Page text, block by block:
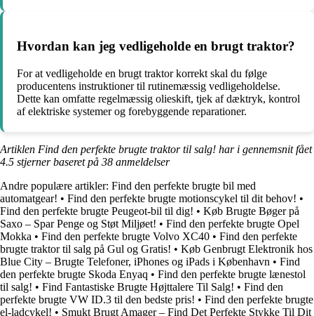
Hvordan kan jeg vedligeholde en brugt traktor?
For at vedligeholde en brugt traktor korrekt skal du følge
producentens instruktioner til rutinemæssig vedligeholdelse.
Dette kan omfatte regelmæssig olieskift, tjek af dæktryk, kontrol
af elektriske systemer og forebyggende reparationer.
Artiklen Find den perfekte brugte traktor til salg! har i gennemsnit fået
4.5 stjerner baseret på 38 anmeldelser
Andre populære artikler: Find den perfekte brugte bil med
automatgear! • Find den perfekte brugte motionscykel til dit behov! •
Find den perfekte brugte Peugeot-bil til dig! • Køb Brugte Bøger på
Saxo – Spar Penge og Støt Miljøet! • Find den perfekte brugte Opel
Mokka • Find den perfekte brugte Volvo XC40 • Find den perfekte
brugte traktor til salg på Gul og Gratis! • Køb Genbrugt Elektronik hos
Blue City – Brugte Telefoner, iPhones og iPads i København • Find
den perfekte brugte Skoda Enyaq • Find den perfekte brugte lænestol
til salg! • Find Fantastiske Brugte Højttalere Til Salg! • Find den
perfekte brugte VW ID.3 til den bedste pris! • Find den perfekte brugte
el-ladcykel! • Smukt Brugt Amager – Find Det Perfekte Stykke Til Dit